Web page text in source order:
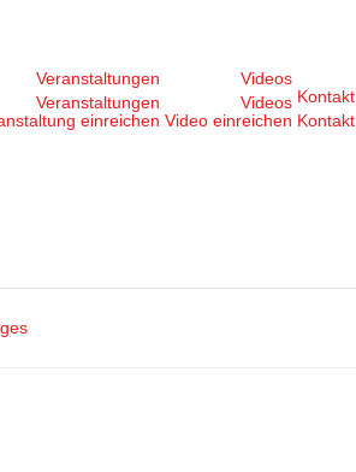
Veranstaltungen
Veranstaltungen
einreichen
Videos
Videos
Video einreichen
Kontakt
Kontakt